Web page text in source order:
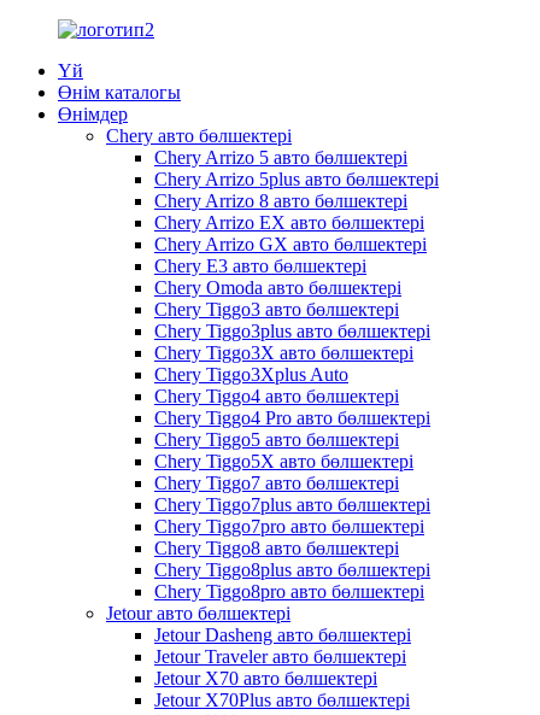
Үй
Өнім каталогы
Өнімдер
Chery авто бөлшектері
Chery Arrizo 5 авто бөлшектері
Chery Arrizo 5plus авто бөлшектері
Chery Arrizo 8 авто бөлшектері
Chery Arrizo EX авто бөлшектері
Chery Arrizo GX авто бөлшектері
Chery E3 авто бөлшектері
Chery Omoda авто бөлшектері
Chery Tiggo3 авто бөлшектері
Chery Tiggo3plus авто бөлшектері
Chery Tiggo3X авто бөлшектері
Chery Tiggo3Xplus Auto
Chery Tiggo4 авто бөлшектері
Chery Tiggo4 Pro авто бөлшектері
Chery Tiggo5 авто бөлшектері
Chery Tiggo5X авто бөлшектері
Chery Tiggo7 авто бөлшектері
Chery Tiggo7plus авто бөлшектері
Chery Tiggo7pro авто бөлшектері
Chery Tiggo8 авто бөлшектері
Chery Tiggo8plus авто бөлшектері
Chery Tiggo8pro авто бөлшектері
Jetour авто бөлшектері
Jetour Dasheng авто бөлшектері
Jetour Traveler авто бөлшектері
Jetour X70 авто бөлшектері
Jetour X70Plus авто бөлшектері